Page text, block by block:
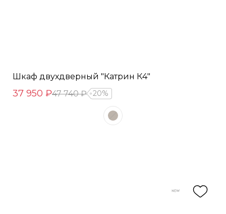
Шкаф двухдверный "Катрин К4"
37 950 ₽47 740 ₽ 20%